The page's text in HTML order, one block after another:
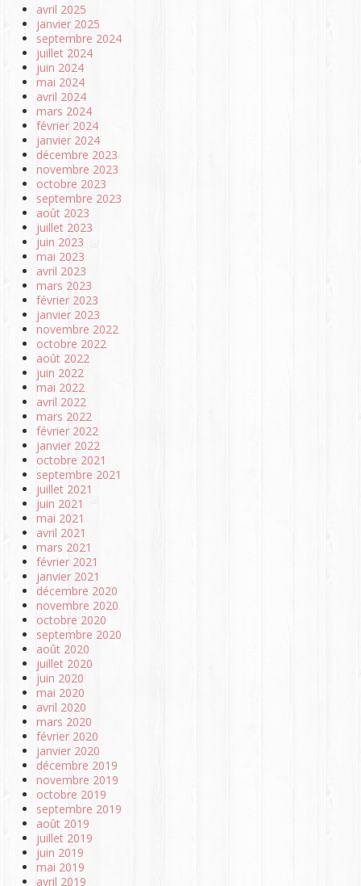
avril 2025
janvier 2025
septembre 2024
juillet 2024
juin 2024
mai 2024
avril 2024
mars 2024
février 2024
janvier 2024
décembre 2023
novembre 2023
octobre 2023
septembre 2023
août 2023
juillet 2023
juin 2023
mai 2023
avril 2023
mars 2023
février 2023
janvier 2023
novembre 2022
octobre 2022
août 2022
juin 2022
mai 2022
avril 2022
mars 2022
février 2022
janvier 2022
octobre 2021
septembre 2021
juillet 2021
juin 2021
mai 2021
avril 2021
mars 2021
février 2021
janvier 2021
décembre 2020
novembre 2020
octobre 2020
septembre 2020
août 2020
juillet 2020
juin 2020
mai 2020
avril 2020
mars 2020
février 2020
janvier 2020
décembre 2019
novembre 2019
octobre 2019
septembre 2019
août 2019
juillet 2019
juin 2019
mai 2019
avril 2019